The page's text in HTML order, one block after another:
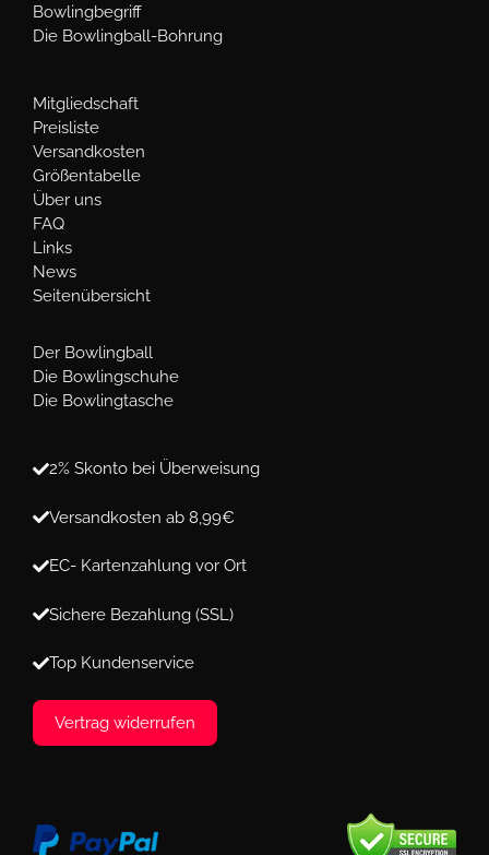
Bowlingbegriff
Die Bowlingball-Bohrung
Mitgliedschaft
Preisliste
Versandkosten
Größentabelle
Über uns
FAQ
Links
News
Seitenübersicht
Der Bowlingball
Die Bowlingschuhe
Die Bowlingtasche
2% Skonto bei Überweisung
Versandkosten ab 8,99€
EC- Kartenzahlung vor Ort
Sichere Bezahlung (SSL)
Top Kundenservice
Vertrag widerrufen